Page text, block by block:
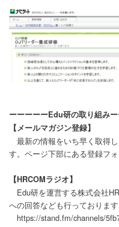
ーーーーーEdu研の取り組み
【メールマガジン登録】
最新の情報をいち早く取得
す。ページ下部にある登録フ
【HRCOMラジオ】
Edu研を運営する株式会社
への回答なども行っております
https://stand.fm/channels/